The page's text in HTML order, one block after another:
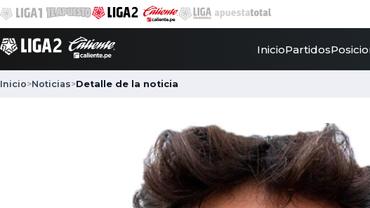
InicioPartidos
Inicio>Noticias>Detalle de la noticia